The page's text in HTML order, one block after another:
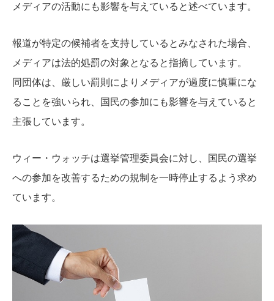
メディアの活動にも影響を与えていると述べています。
報道が特定の候補者を支持しているとみなされた場合、
メディアは法的処罰の対象となると指摘しています。
同団体は、厳しい罰則によりメディアが過度に慎重にな
ることを強いられ、国民の参加にも影響を与えていると
主張しています。
ウィー・ウォッチは選挙管理委員会に対し、国民の選挙
への参加を改善するための規制を一時停止するよう求め
ています。